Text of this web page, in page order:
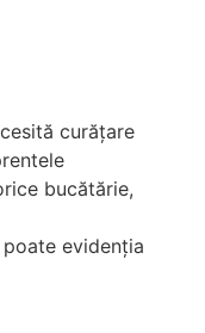
curățare
bucătărie,
evidenția